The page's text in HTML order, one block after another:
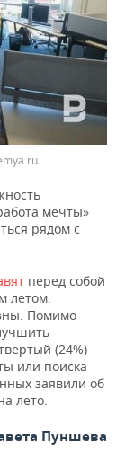
мечты»
рядом с
перед собой
летом.
Помимо
(24%)
или поиска
заявили об
лето.
Пуншева